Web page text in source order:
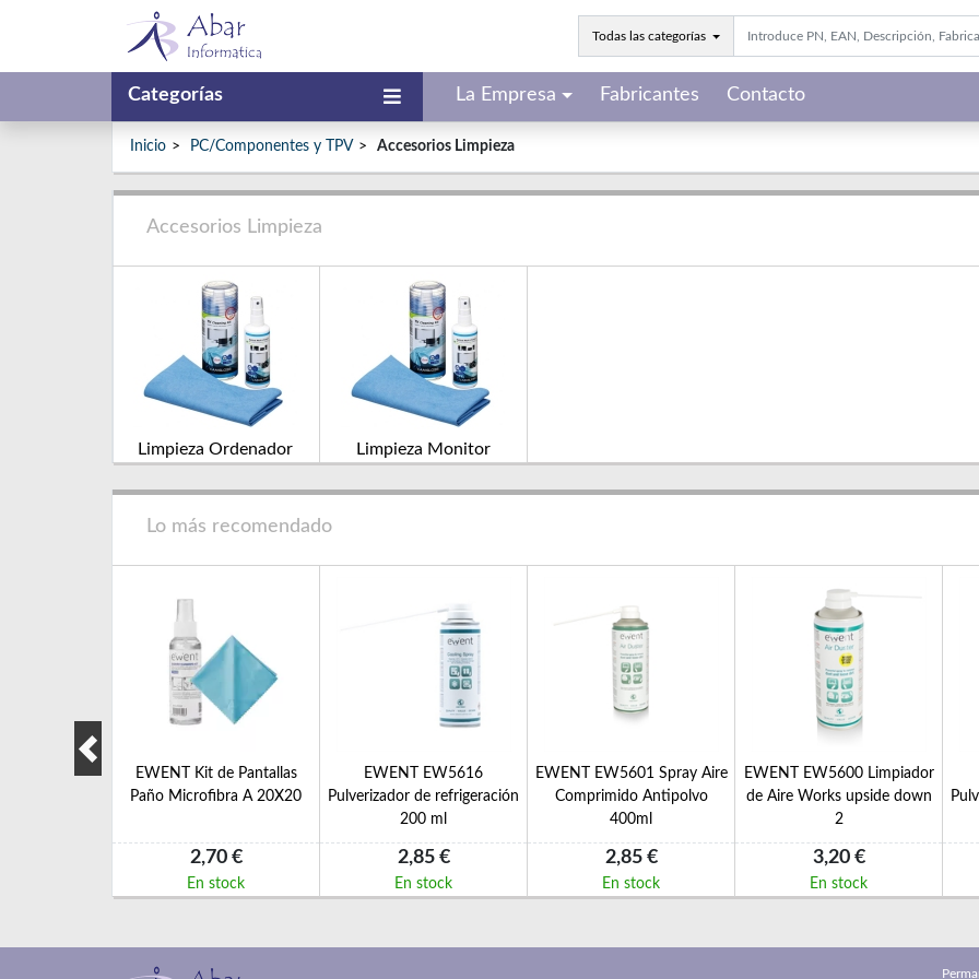
Todas las categorías
Categorías La Empresa Fabricantes Contacto
Inicio PC/Componentes y TPV Accesorios Limpieza
Accesorios Limpieza
Limpieza Ordenador Limpieza Monitor
Lo más recomendado
Paño
EWENT Kit de Pantallas
Paño Microfibra A 20X20
2,70 €
En stock
EWENT EW5616
Pulverizador de refrigeración
200 ml
2,85 €
En stock
EWENT EW5601 Spray Aire
Comprimido Antipolvo
400ml
2,85 €
En stock
EWENT EW5600 Limpiador
de Aire Works upside down
2
3,20 €
En stock